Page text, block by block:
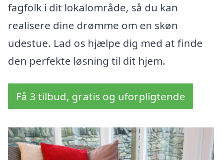
fagfolk i dit lokalområde, så du kan
realisere dine drømme om en skøn
udestue. Lad os hjælpe dig med at finde
den perfekte løsning til dit hjem.
Få 3 tilbud, gratis og uforpligtende